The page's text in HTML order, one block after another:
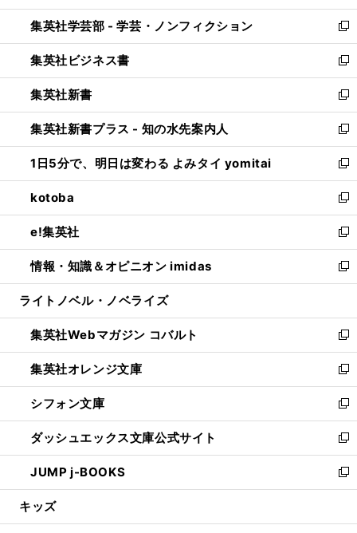
開
く
ウ
で
開
く
ン
ド
ウ
で
開
く
ウ
ィ
ン
ド
ウ
で
開
く
集英社学芸部 - 学芸・ノンフィクション
新
し
い
ウ
ィ
ン
ド
ウ
で
開
く
集英社ビジネス書
新
し
い
ウ
ィ
ン
ド
ウ
で
開
く
集英社新書
新
し
い
ウ
ィ
ン
ド
ウ
で
開
く
集英社新書プラス - 知の水先案内人
新
し
い
ウ
ィ
ン
ド
ウ
で
開
1日5分で、明日は変わる よみタイ yomitai
新
し
い
ウ
ィ
ン
ド
ウ
開
く
kotoba
新
し
い
ウ
ィ
ン
ウ
で
開
く
e!集英社
新
し
い
ウ
ン
ド
ウ
で
開
く
情報・知識＆オピニオン imidas
新
し
ウ
ィ
ン
ド
ウ
で
開
く
ライトノベル・ノベライズ
集英社Webマガジン コバルト
新
し
い
ウ
ィ
ン
ド
ウ
で
開
集英社オレンジ文庫
新
し
い
ウ
ィ
ン
ド
ウ
開
シフォン文庫
新
し
い
ウ
ィ
ン
ウ
ダッシュエックス文庫公式サイト
新
し
い
ウ
ン
JUMP j-BOOKS
新
し
ウ
キッズ